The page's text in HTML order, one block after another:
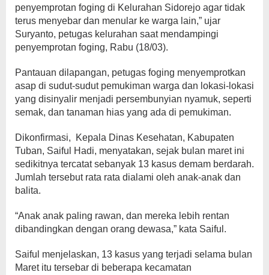
penyemprotan foging di Kelurahan Sidorejo agar tidak
terus menyebar dan menular ke warga lain,” ujar
Suryanto, petugas kelurahan saat mendampingi
penyemprotan foging, Rabu (18/03).
Pantauan dilapangan, petugas foging menyemprotkan
asap di sudut-sudut pemukiman warga dan lokasi-lokasi
yang disinyalir menjadi persembunyian nyamuk, seperti
semak, dan tanaman hias yang ada di pemukiman.
Dikonfirmasi, Kepala Dinas Kesehatan, Kabupaten
Tuban, Saiful Hadi, menyatakan, sejak bulan maret ini
sedikitnya tercatat sebanyak 13 kasus demam berdarah.
Jumlah tersebut rata rata dialami oleh anak-anak dan
balita.
“Anak anak paling rawan, dan mereka lebih rentan
dibandingkan dengan orang dewasa,” kata Saiful.
Saiful menjelaskan, 13 kasus yang terjadi selama bulan
Maret itu tersebar di beberapa kecamatan